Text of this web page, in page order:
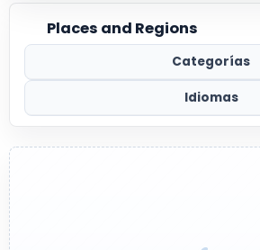
Places and Regions
Categorías
Idiomas